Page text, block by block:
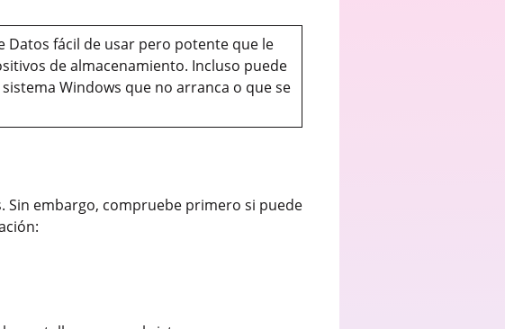
Datos fácil de usar pero potente que le
de almacenamiento. Incluso puede
Windows que no arranca o que se
Sin embargo, compruebe primero si puede